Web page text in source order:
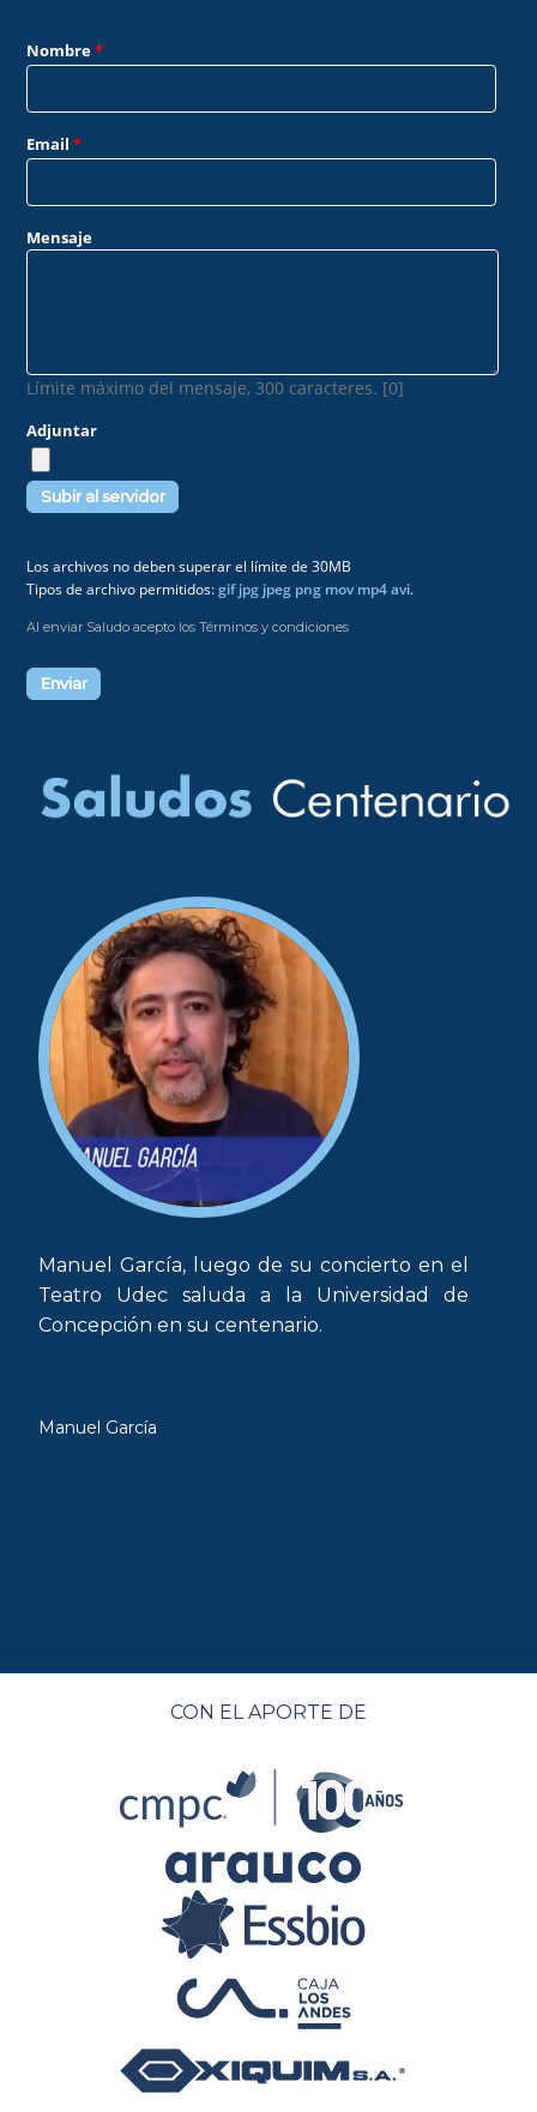
Nombre*
Email*
Mensaje
Límite máximo del mensaje, 300 caracteres. [0]
Adjuntar
Los archivos no deben superar el límite de 30MB
Tipos de archivo permitidos:gif jpg jpeg png mov mp4 avi.
Al enviar Saludo acepto los Términos y condiciones
Manuel García, luego de su concierto en el
Teatro Udec saluda a la Universidad de
Concepción en su centenario.
Manuel García
CON EL APORTE DE